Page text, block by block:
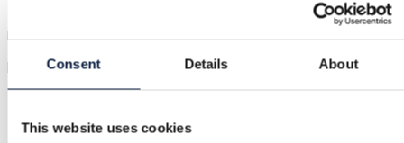
Consent Details About
This website uses cookies
Kayali The Wedding Silk Santal eau de parfum. Includes original
packaging. The picture shows how much is left.
Rodyti
3,00 €
Pirkėjo apsauga